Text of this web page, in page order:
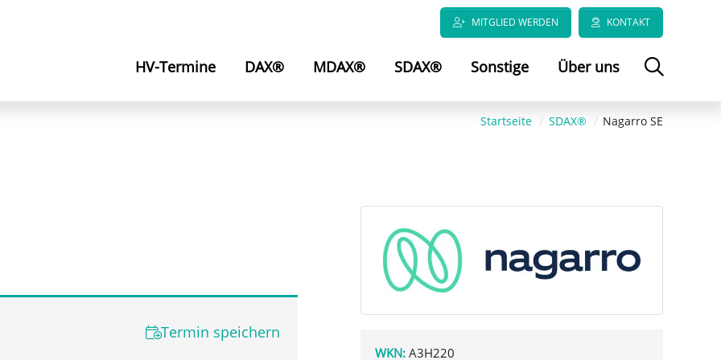
MITGLIED WERDEN KONTAKT
HV-Termine DAX® MDAX® SDAX® Sonstige Über uns
Startseite SDAX® Nagarro SE
Termin speichern
WKN: A3H220